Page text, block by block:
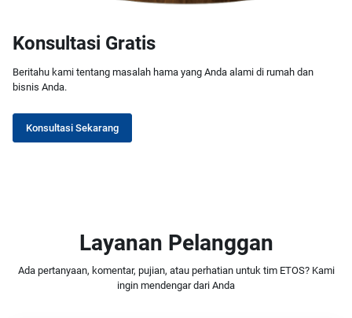
Konsultasi Gratis
Beritahu kami tentang masalah hama yang Anda alami di rumah dan
bisnis Anda.
Konsultasi Sekarang
Layanan Pelanggan
Ada pertanyaan, komentar, pujian, atau perhatian untuk tim ETOS? Kami
ingin mendengar dari Anda